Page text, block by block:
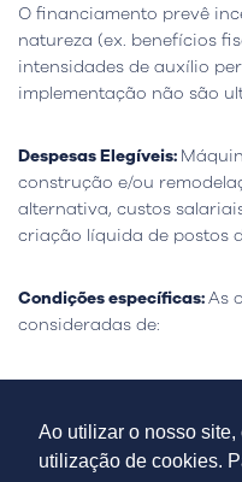
Ao utilizar o nosso
utilização de cookies.
O financiamento prevê
natureza (ex. benefícios
intensidades de auxílio
implementação não são
Despesas Elegíveis:
construção e/ou
alternativa, custos
criação líquida de postos
Condições específicas:As
consideradas de:
Interesse especial-
Interesse estratégico